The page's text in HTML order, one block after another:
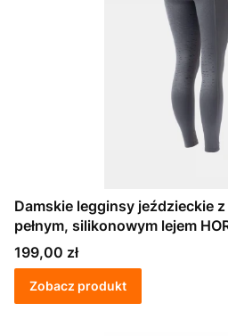
Damskie legginsy jeździeckie
pełnym, silikonowym lejem
Cena
199,00 zł
Zobacz produkt